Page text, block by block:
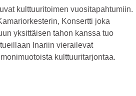
kulttuuritoimen vuositapahtumiin.
Konsertti joka
yksittäisen tahon kanssa tuo
Inariin vierailevat
kulttuuritarjontaa.